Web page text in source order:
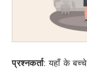
प्रश्नकर्ता: यहाँ के